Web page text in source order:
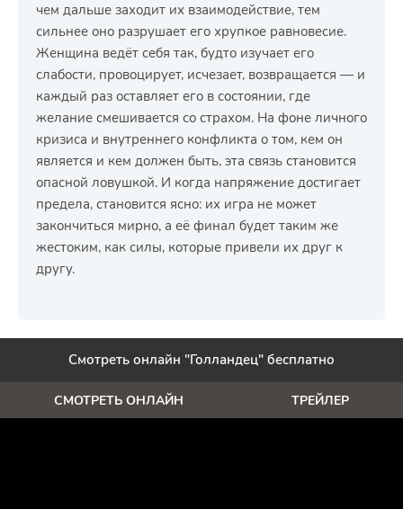
чем дальше заходит их взаимодействие, тем
сильнее оно разрушает его хрупкое равновесие.
Женщина ведёт себя так, будто изучает его
слабости, провоцирует, исчезает, возвращается — и
каждый раз оставляет его в состоянии, где
желание смешивается со страхом. На фоне личного
кризиса и внутреннего конфликта о том, кем он
является и кем должен быть, эта связь становится
опасной ловушкой. И когда напряжение достигает
предела, становится ясно: их игра не может
закончиться мирно, а её финал будет таким же
жестоким, как силы, которые привели их друг к
другу.
Смотреть онлайн "Голландец" бесплатно
СМОТРЕТЬ ОНЛАЙН ТРЕЙЛЕР